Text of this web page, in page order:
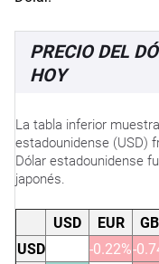
PRECIO DEL
HOY
La tabla inferior
estadounidense (USD)
Dólar estadounidense
japonés.
USD EUR
USD
-0.22%-